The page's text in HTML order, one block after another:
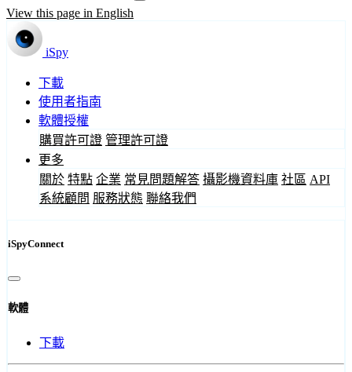
View this page in English
iSpy
下載
使用者指南
軟體授權
購買許可證 管理許可證
更多
關於 特點 企業 常見問題解答 攝影機資料庫 社區 API
系統顧問 服務狀態 聯絡我們
iSpyConnect
軟體
下載